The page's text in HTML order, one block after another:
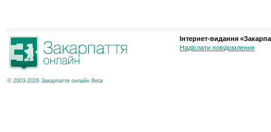
© 2003-2026 Закарпаття онлайн Beta
Інтернет-видання
Надіслати повідомлення